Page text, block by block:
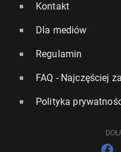
Kontakt
Dla mediów
Regulamin
FAQ - Najczęściej
Polityka